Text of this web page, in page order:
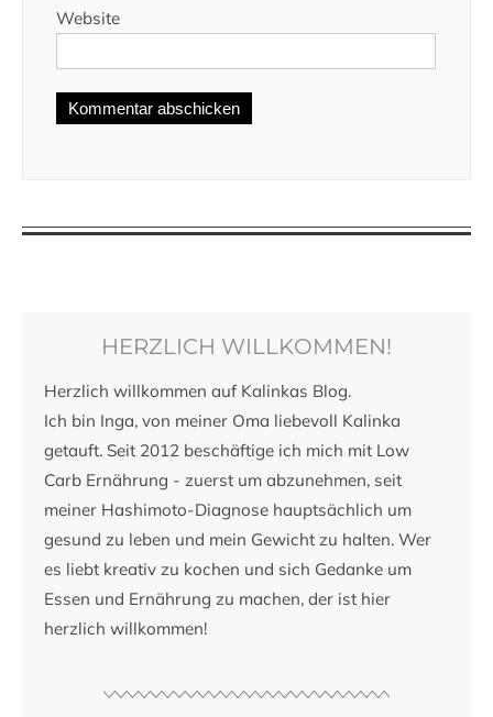
Website
HERZLICH WILLKOMMEN!
Herzlich willkommen auf Kalinkas Blog.
Ich bin Inga, von meiner Oma liebevoll Kalinka
getauft. Seit 2012 beschäftige ich mich mit Low
Carb Ernährung - zuerst um abzunehmen, seit
meiner Hashimoto-Diagnose hauptsächlich um
gesund zu leben und mein Gewicht zu halten. Wer
es liebt kreativ zu kochen und sich Gedanke um
Essen und Ernährung zu machen, der ist hier
herzlich willkommen!